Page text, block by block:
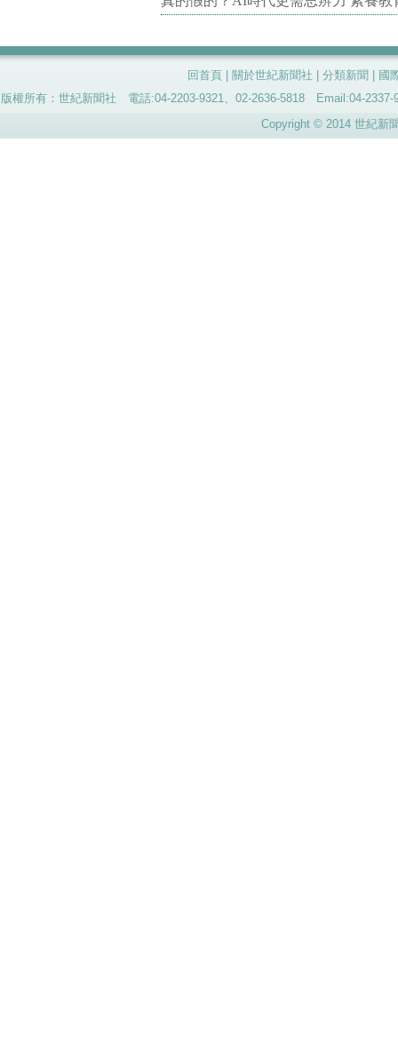
回首頁 關於世紀新聞社 分類新聞
國
版權所有：世紀新聞社 電話:04-2203-9321、02-2636-5818 Email:04-
Copyright © 2014 世紀新